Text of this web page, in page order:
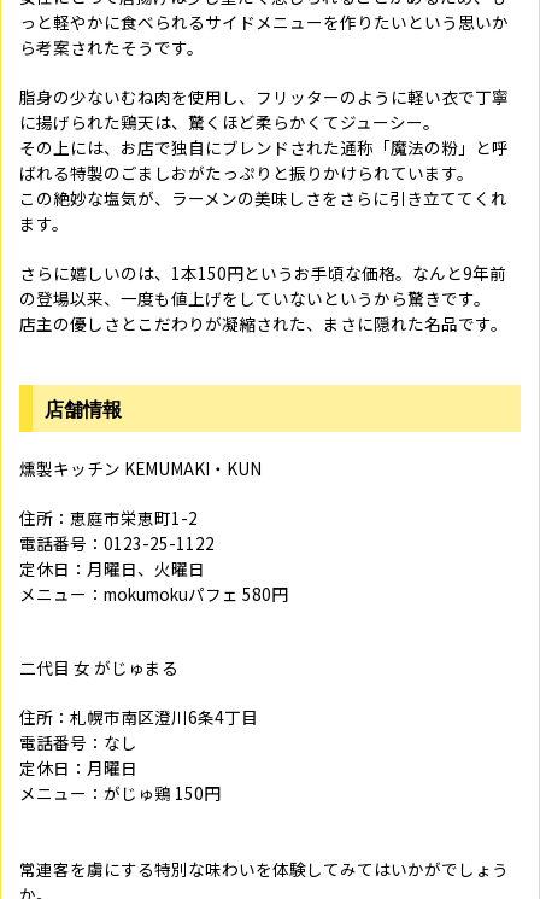
っと軽やかに食べられるサイドメニューを作りたいという思いか
ら考案されたそうです。
脂身の少ないむね肉を使用し、フリッターのように軽い衣で丁寧
に揚げられた鶏天は、驚くほど柔らかくてジューシー。
その上には、お店で独自にブレンドされた通称「魔法の粉」と呼
ばれる特製のごましおがたっぷりと振りかけられています。
この絶妙な塩気が、ラーメンの美味しさをさらに引き立ててくれ
ます。
さらに嬉しいのは、1本150円というお手頃な価格。なんと9年前
の登場以来、一度も値上げをしていないというから驚きです。
店主の優しさとこだわりが凝縮された、まさに隠れた名品です。
店舗情報
燻製キッチン KEMUMAKI・KUN
住所：恵庭市栄恵町1-2
電話番号：0123-25-1122
定休日：月曜日、火曜日
メニュー：mokumokuパフェ 580円
二代目 女 がじゅまる
住所：札幌市南区澄川6条4丁目
電話番号：なし
定休日：月曜日
メニュー：がじゅ鶏 150円
常連客を虜にする特別な味わいを体験してみてはいかがでしょう
か。